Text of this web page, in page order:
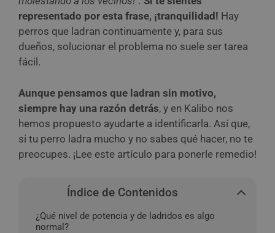
representado por esta frase, ¡tranquilidad! Hay
perros que ladran continuamente y, para sus
dueños, solucionar el problema no suele ser tarea
fácil.
Aunque pensamos que ladran sin motivo,
siempre hay una razón detrás, y en Kalibo nos
hemos propuesto ayudarte a identificarla. Así que,
si tu perro ladra mucho y no sabes qué hacer, no te
preocupes. ¡Lee este artículo para ponerle remedio!
Índice de Contenidos
¿Qué nivel de potencia y de ladridos es algo
normal?